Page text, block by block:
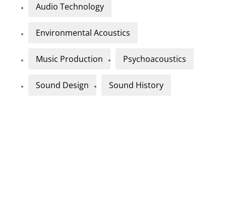
Audio Technology
Environmental Acoustics
Music Production Psychoacoustics
Sound Design Sound History